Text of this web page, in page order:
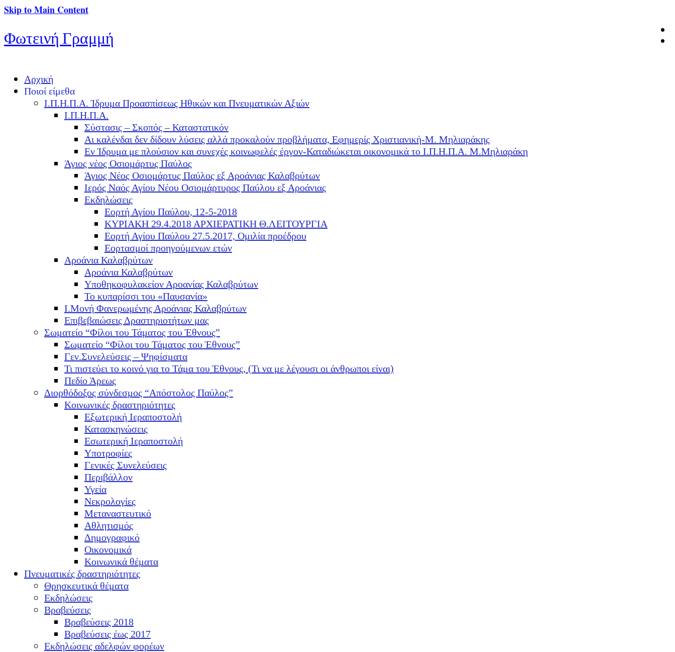
Skip to Main Content
Φωτεινή Γραμμή
Αρχική
Ποιοί είμεθα
Ι.Π.Η.Π.Α. Ίδρυμα Προασπίσεως Ηθικών και Πνευματικών Αξιών
Ι.Π.Η.Π.Α.
Σύστασις – Σκοπός – Καταστατικόν
Αι καλένδαι δεν δίδουν λύσεις αλλά προκαλούν προβλήματα, Εφημερίς Χριστιανική-Μ. Μηλιαράκης
Εν Ίδρυμα με πλούσιον και συνεχές κοινωφελές έργον-Καταδιώκεται οικονομικά το Ι.Π.Η.Π.Α. Μ.Μηλιαράκη
Άγιος νέος Οσιομάρτυς Παύλος
Άγιος Νέος Οσιομάρτυς Παύλος εξ Αροάνιας Καλαβρύτων
Ιερός Ναός Αγίου Νέου Οσιομάρτυρος Παύλου εξ Αροάνιας
Εκδηλώσεις
Εορτή Αγίου Παύλου, 12-5-2018
ΚΥΡΙΑΚΗ 29.4.2018 ΑΡΧΙΕΡΑΤΙΚΗ Θ.ΛΕΙΤΟΥΡΓΙΑ
Εορτή Αγίου Παύλου 27.5.2017, Ομιλία προέδρου
Εορτασμοί προηγούμενων ετών
Αροάνια Καλαβρύτων
Αροάνια Καλαβρύτων
Υποθηκοφυλακείον Αροανίας Καλαβρύτων
Το κυπαρίσσι του «Παυσανία»
Ι.Μονή Φανερωμένης Αροάνιας Καλαβρύτων
Επιβεβαιώσεις Δραστηριοτήτων μας
Σωματείο “Φίλοι του Τάματος του Έθνους”
Σωματείο “Φίλοι του Τάματος του Έθνους”
Γεν.Συνελεύσεις – Ψηφίσματα
Τι πιστεύει το κοινό για το Τάμα του Έθνους, (Τι να με λέγουσι οι άνθρωποι είναι)
Πεδίο Άρεως
Διορθόδοξος σύνδεσμος “Απόστολος Παύλος”
Κοινωνικές δραστηριότητες
Εξωτερική Ιεραποστολή
Κατασκηνώσεις
Εσωτερική Ιεραποστολή
Υποτροφίες
Γενικές Συνελεύσεις
Περιβάλλον
Υγεία
Νεκρολογίες
Μεταναστευτικό
Αθλητισμός
Δημογραφικό
Οικονομικά
Κοινωνικά θέματα
Πνευματικές δραστηριότητες
Θρησκευτικά θέματα
Εκδηλώσεις
Βραβεύσεις
Βραβεύσεις 2018
Βραβεύσεις έως 2017
Εκδηλώσεις αδελφών φορέων